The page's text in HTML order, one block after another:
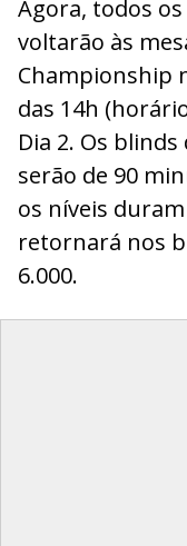
Agora, todos os
voltarão às
Championship
das 14h
Dia 2. Os
serão de 90
os níveis
retornará nos
6.000.